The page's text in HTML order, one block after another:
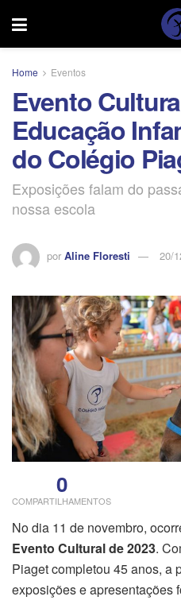
Home Eventos
Evento
Educação
do Colégio
Exposições falam do
nossa escola
por Aline Floresti 20/
0
COMPARTILHAMENTOS
No dia 11 de novembro,
Evento Cultural de 2023.
Piaget completou 45 anos, a
exposições e apresentações